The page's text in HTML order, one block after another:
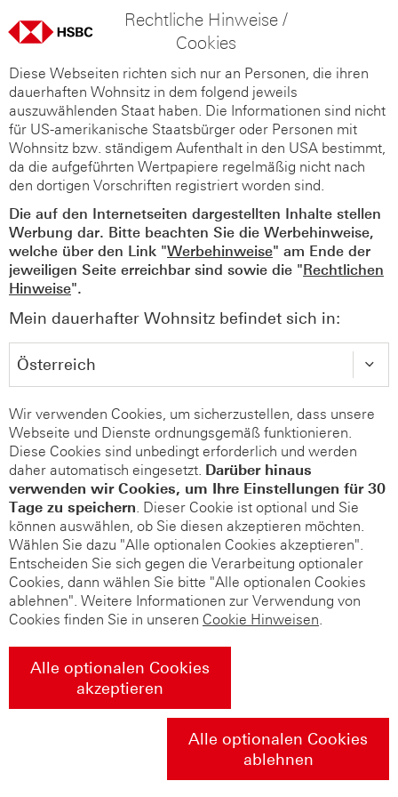
Rechtliche Hinweise /
Cookies
Diese Webseiten richten sich nur an Personen, die ihren
dauerhaften Wohnsitz in dem folgend jeweils
auszuwählenden Staat haben. Die Informationen sind nicht
für US-amerikanische Staatsbürger oder Personen mit
Wohnsitz bzw. ständigem Aufenthalt in den USA bestimmt,
da die aufgeführten Wertpapiere regelmäßig nicht nach
den dortigen Vorschriften registriert worden sind.
Die auf den Internetseiten dargestellten Inhalte stellen
Werbung dar. Bitte beachten Sie die Werbehinweise,
welche über den Link "Werbehinweise" am Ende der
jeweiligen Seite erreichbar sind sowie die "Rechtlichen
Hinweise".
Mein dauerhafter Wohnsitz befindet sich in:
Wir verwenden Cookies, um sicherzustellen, dass unsere
Webseite und Dienste ordnungsgemäß funktionieren.
Diese Cookies sind unbedingt erforderlich und werden
daher automatisch eingesetzt. Darüber hinaus
verwenden wir Cookies, um Ihre Einstellungen für 30
Tage zu speichern. Dieser Cookie ist optional und Sie
können auswählen, ob Sie diesen akzeptieren möchten.
Wählen Sie dazu "Alle optionalen Cookies akzeptieren".
Entscheiden Sie sich gegen die Verarbeitung optionaler
Cookies, dann wählen Sie bitte "Alle optionalen Cookies
ablehnen". Weitere Informationen zur Verwendung von
Cookies finden Sie in unseren Cookie Hinweisen.
Alle optionalen Cookies
akzeptieren
Alle optionalen Cookies
ablehnen